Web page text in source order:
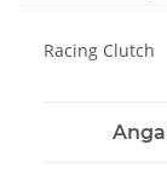
Racing Clutch